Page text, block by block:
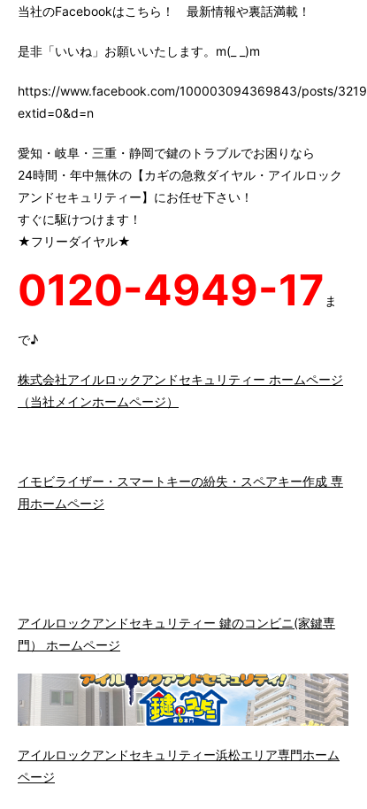
当社のFacebookはこちら！ 最新情報や裏話満載！
是非「いいね」お願いいたします。m(_ _)m
https://www.facebook.com/100003094369843/posts/
extid=0&d=n
愛知・岐阜・三重・静岡で鍵のトラブルでお困りなら
24時間・年中無休の【カギの急救ダイヤル・アイルロック
アンドセキュリティー】にお任せ下さい！
すぐに駆けつけます！
★フリーダイヤル★
0120-4949-17 ま
で♪
株式会社アイルロックアンドセキュリティー ホームページ
（当社メインホームページ）
イモビライザー・スマートキーの紛失・スペアキー作成 専
用ホームページ
アイルロックアンドセキュリティー 鍵のコンビニ(家鍵専
門） ホームページ
アイルロックアンドセキュリティー浜松エリア専門ホーム
ページ